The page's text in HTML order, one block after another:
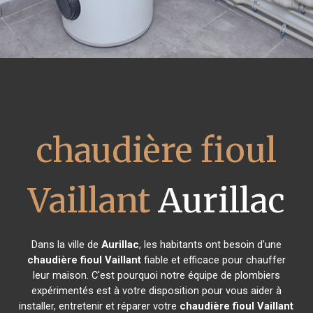
chaudière fioul
VaillantAurillac
Dans la ville de Aurillac, les habitants ont besoin d'une
chaudière fioul Vaillantfiable et efficace pour chauffer
leur maison. C'est pourquoi notre équipe de plombiers
expérimentés est à votre disposition pour vous aider à
installer, entretenir et réparer votre chaudière fioul Vaillant